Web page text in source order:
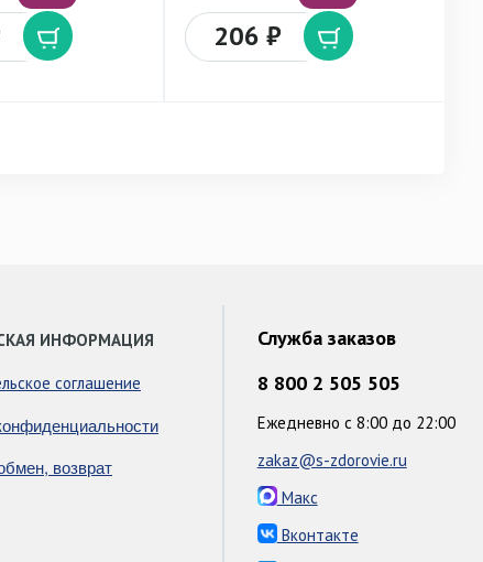
206 ₽
ИНФОРМАЦИЯ
соглашение
возврат
Служба заказов
8 800 2 505 505
Ежедневно с 8:00 до 22:00
zakaz@s-zdorovie.ru
Макс
Вконтакте